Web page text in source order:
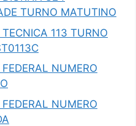
TURNO MATUTINO
113 TURNO
NUMERO
NUMERO